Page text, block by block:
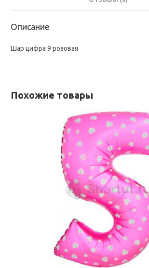
Описание
Шар цифра 9 розовая
Похожие товары